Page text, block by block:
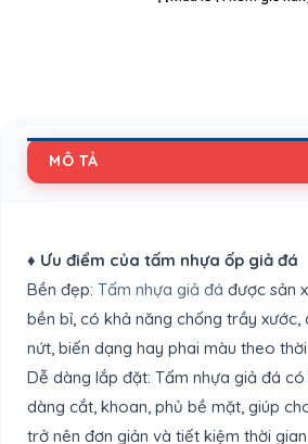
MÔ TẢ
♦ Ưu điểm của tấm nhựa ốp giả đá
Bền đẹp: Tấm nhựa giả đá được sản
bền bỉ, có khả năng chống trầy xước,
nứt, biến dạng hay phai màu theo
Dễ dàng lắp đặt: Tấm nhựa giả đá
dàng cắt, khoan, phủ bề mặt, giúp
trở nên đơn giản và tiết kiệm thời gian.